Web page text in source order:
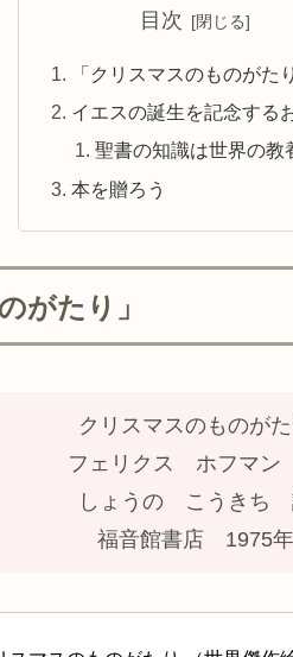
目次
「クリスマスのものがた
イエスの誕生を記念する
聖書の知識は世界の教
本を贈ろう
がたり」
クリスマスのものがた
フェリクス ホフマ
しょうの こうきち
福音館書店 1975年